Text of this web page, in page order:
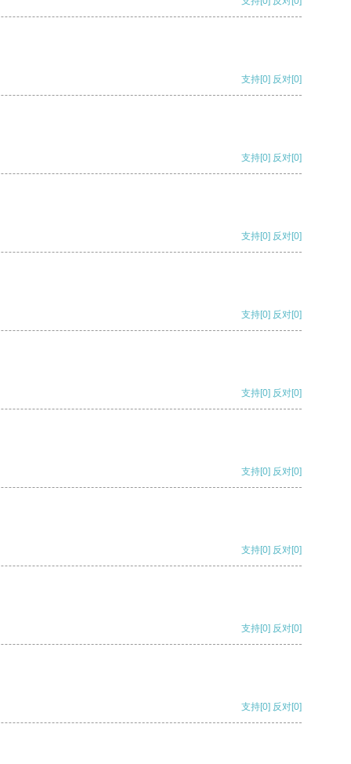
支持[0] 反对[0]
支持[0] 反对[0]
支持[0] 反对[0]
支持[0] 反对[0]
支持[0] 反对[0]
支持[0] 反对[0]
支持[0] 反对[0]
支持[0] 反对[0]
支持[0] 反对[0]